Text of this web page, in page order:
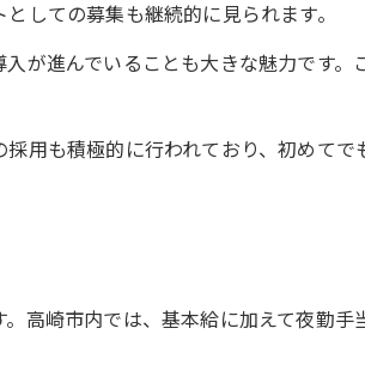
シフトが叶う働き方を警備で実現
しての募集も継続的に見られます。
が進んでいることも大きな魅力です
用も積極的に行われており、初めて
高崎市内では、基本給に加えて夜勤